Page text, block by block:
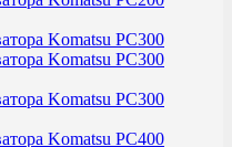
Komatsu PC300
Komatsu PC300
Komatsu PC300
Komatsu PC400